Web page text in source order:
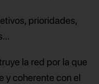
prioridades,
la red por la que
y coherente con el